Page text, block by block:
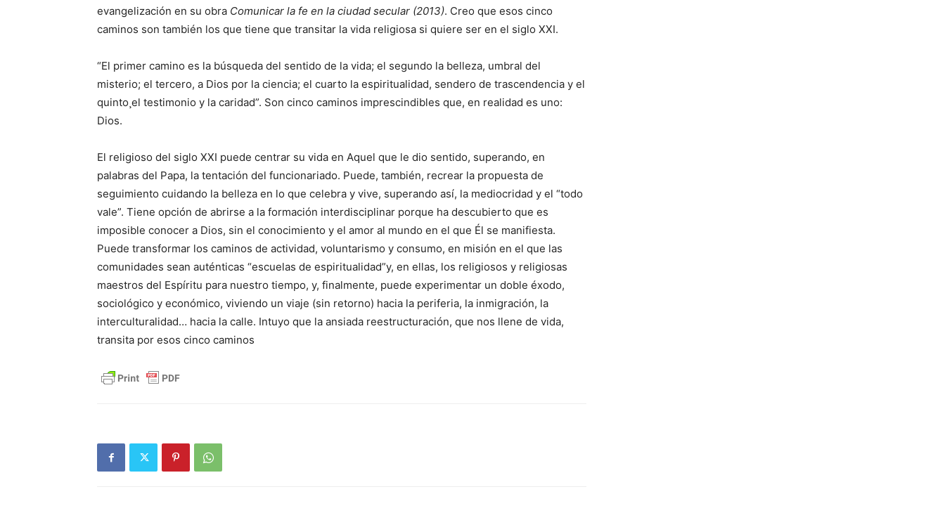
evangelización en su obra Comunicar la fe en la ciudad secular (2013). Creo que esos cinco
caminos son también los que tiene que transitar la vida religiosa si quiere ser en el siglo XXI.
“El primer camino es la búsqueda del sentido de la vida; el segundo la belleza, umbral del
misterio; el tercero, a Dios por la ciencia; el cuarto la espiritualidad, sendero de trascendencia y el
quinto¸el testimonio y la caridad”. Son cinco caminos imprescindibles que, en realidad es uno:
Dios.
El religioso del siglo XXI puede centrar su vida en Aquel que le dio sentido, superando, en
palabras del Papa, la tentación del funcionariado. Puede, también, recrear la propuesta de
seguimiento cuidando la belleza en lo que celebra y vive, superando así, la mediocridad y el “todo
vale”. Tiene opción de abrirse a la formación interdisciplinar porque ha descubierto que es
imposible conocer a Dios, sin el conocimiento y el amor al mundo en el que Él se manifiesta.
Puede transformar los caminos de actividad, voluntarismo y consumo, en misión en el que las
comunidades sean auténticas “escuelas de espiritualidad”y, en ellas, los religiosos y religiosas
maestros del Espíritu para nuestro tiempo, y, finalmente, puede experimentar un doble éxodo,
sociológico y económico, viviendo un viaje (sin retorno) hacia la periferia, la inmigración, la
interculturalidad… hacia la calle. Intuyo que la ansiada reestructuración, que nos llene de vida,
transita por esos cinco caminos